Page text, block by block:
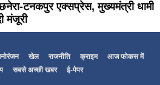
टनकपुर एक्सप्रेस, मुख्यमंत्री धामी
मंजूरी
खेल राजनीति क्राइम
आज फोकस में
सबसे अच्छी खबर ई-पेपर